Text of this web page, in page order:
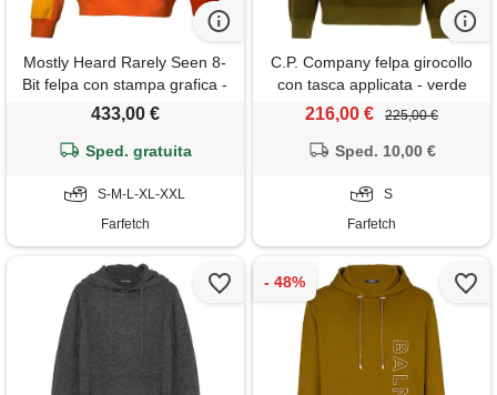
Mostly Heard Rarely Seen 8-
Bit felpa con stampa grafica -
arancione
433,00 €
Sped. gratuita
S-M-L-XL-XXL
Farfetch
C.P. Company felpa girocollo
con tasca applicata - verde
216,00 € 225,00 €
Sped. 10,00 €
S
Farfetch